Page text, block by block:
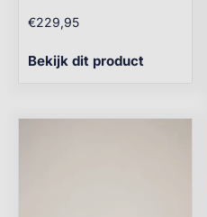
€229,95
Bekijk dit product